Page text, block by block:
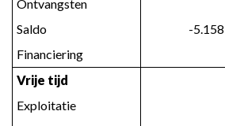
Ontvangsten
Saldo
-5.158
Financiering
Vrije tijd
Exploitatie